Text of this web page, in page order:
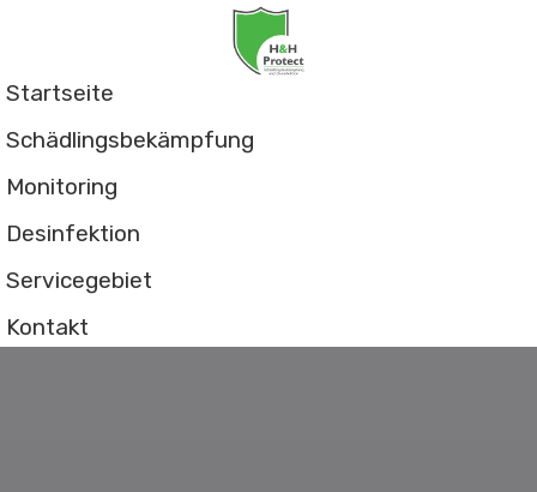
Startseite
Schädlingsbekämpfung
Monitoring
Desinfektion
Servicegebiet
Kontakt